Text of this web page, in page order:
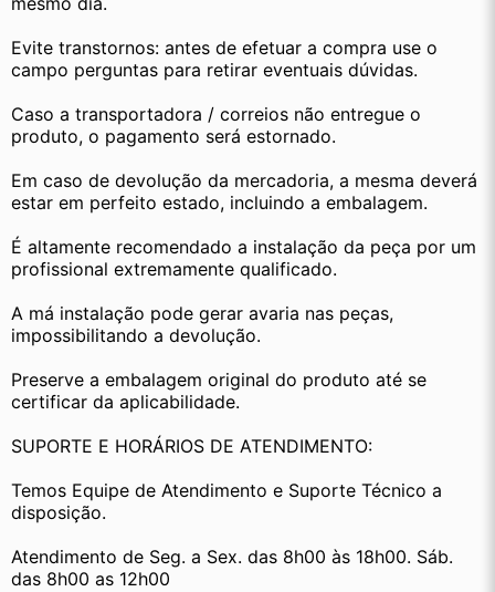
Evite transtornos: antes de efetuar a compra use o
campo perguntas para retirar eventuais dúvidas.
Caso a transportadora / correios não entregue o
produto, o pagamento será estornado.
Em caso de devolução da mercadoria, a mesma deverá
estar em perfeito estado, incluindo a embalagem.
É altamente recomendado a instalação da peça por um
profissional extremamente qualificado.
A má instalação pode gerar avaria nas peças,
impossibilitando a devolução.
Preserve a embalagem original do produto até se
certificar da aplicabilidade.
SUPORTE E HORÁRIOS DE ATENDIMENTO:
Temos Equipe de Atendimento e Suporte Técnico a
disposição.
Atendimento de Seg. a Sex. das 8h00 às 18h00. Sáb.
das 8h00 as 12h00